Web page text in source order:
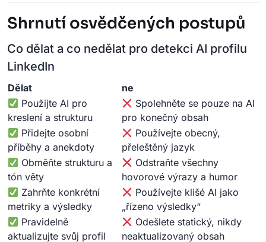
Shrnutí osvědčených postupů
Co dělat a co nedělat pro detekci AI profilu
LinkedIn
Dělat
ne
Použijte AI pro
kreslení a strukturu
Spolehněte se pouze na AI
pro konečný obsah
Přidejte osobní
příběhy a anekdoty
Používejte obecný,
přeleštěný jazyk
Obměňte strukturu a
tón věty
Odstraňte všechny
hovorové výrazy a humor
Zahrňte konkrétní
metriky a výsledky
Používejte klišé AI jako
„řízeno výsledky“
Pravidelně
aktualizujte svůj profil
Odešlete statický, nikdy
neaktualizovaný obsah